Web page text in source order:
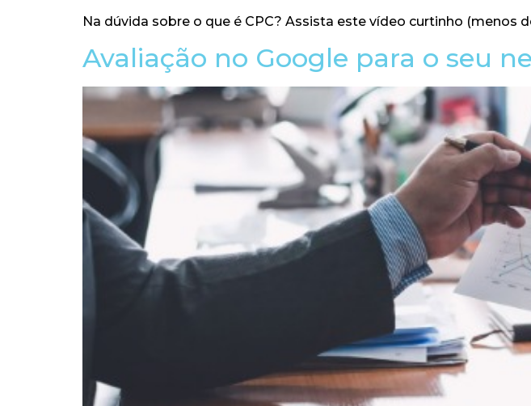
Na dúvida sobre o que é CPC? Assista este vídeo curtinho (menos
Avaliação no Google para o seu